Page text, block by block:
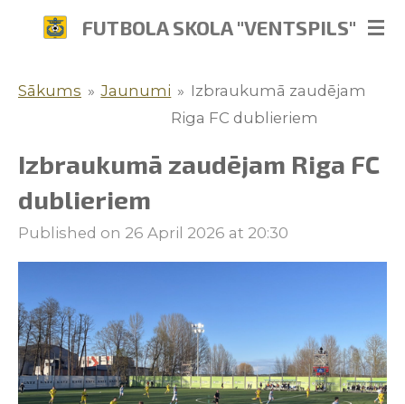
content
FUTBOLA SKOLA "VENTSPILS"
Sākums » Jaunumi » Izbraukumā zaudējam
Riga FC dublieriem
Izbraukumā zaudējam Riga FC
dublieriem
Published on 26 April 2026 at 20:30